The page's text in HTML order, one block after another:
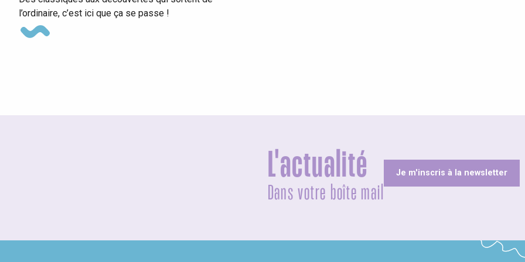
l’ordinaire, c’est ici que ça se passe !
L'actualité
Dans votre boîte mail
Je m'inscris à la newsletter